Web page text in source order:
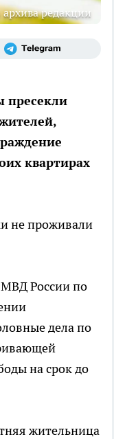
редакции
пресекли
квартирах
не проживали
России по
дела по
на срок до
жительница